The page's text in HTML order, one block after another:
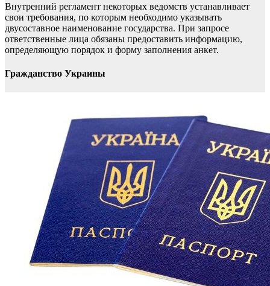
Внутренний регламент некоторых ведомств устанавливает
свои требования, по которым необходимо указывать
двусоставное наименование государства. При запросе
ответственные лица обязаны предоставить информацию,
определяющую порядок и форму заполнения анкет.
Гражданство Украины